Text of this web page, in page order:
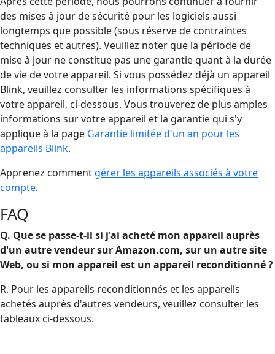
des mises à jour de sécurité pour les logiciels aussi
longtemps que possible (sous réserve de contraintes
techniques et autres). Veuillez noter que la période de
mise à jour ne constitue pas une garantie quant à la durée
de vie de votre appareil. Si vous possédez déjà un appareil
Blink, veuillez consulter les informations spécifiques à
votre appareil, ci-dessous. Vous trouverez de plus amples
informations sur votre appareil et la garantie qui s'y
applique à la page Garantie limitée d'un an pour les
appareils Blink.
Apprenez comment gérer les appareils associés à votre
compte.
FAQ
Q. Que se passe-t-il si j'ai acheté mon appareil auprès
d'un autre vendeur sur Amazon.com, sur un autre site
Web, ou si mon appareil est un appareil reconditionné ?
R. Pour les appareils reconditionnés et les appareils
achetés auprès d'autres vendeurs, veuillez consulter les
tableaux ci-dessous.